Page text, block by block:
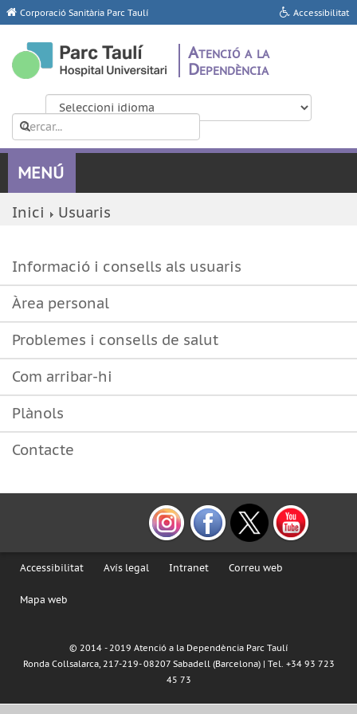
Corporació Sanitària Parc Taulí Accessibilitat
Atenció a la
Dependència
Inici Usuaris
Informació i consells als usuaris
Àrea personal
Problemes i consells de salut
Com arribar-hi
Plànols
Contacte
Accessibilitat Avís legal Intranet Correu web
Mapa web
© 2014 - 2019 Atenció a la Dependència Parc Taulí
Ronda Collsalarca, 217-219- 08207 Sabadell (Barcelona) | Tel. +34 93 723
45 73